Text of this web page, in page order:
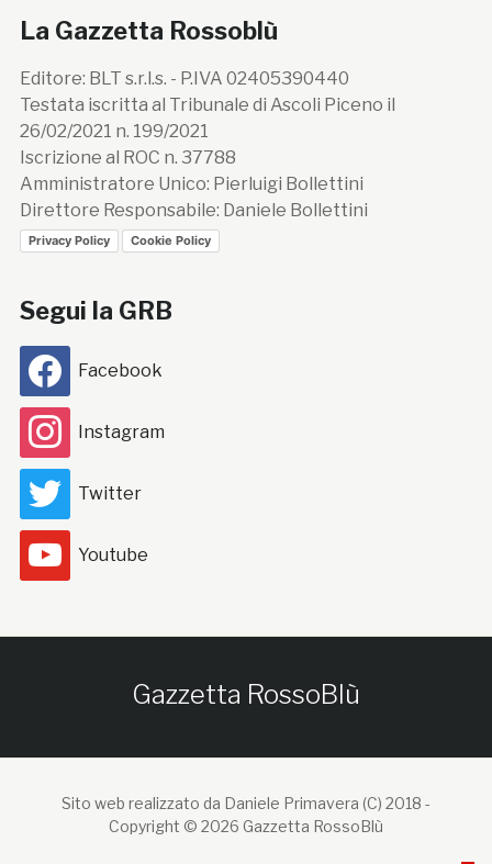
La Gazzetta Rossoblù
Editore: BLT s.r.l.s. - P.IVA 02405390440
Testata iscritta al Tribunale di Ascoli Piceno il
26/02/2021 n. 199/2021
Iscrizione al ROC n. 37788
Amministratore Unico: Pierluigi Bollettini
Direttore Responsabile: Daniele Bollettini
Privacy Policy Cookie Policy
Segui la GRB
Facebook
Instagram
Twitter
Youtube
Gazzetta RossoBlù
Sito web realizzato da Daniele Primavera (C) 2018 -
Copyright © 2026 Gazzetta RossoBlù